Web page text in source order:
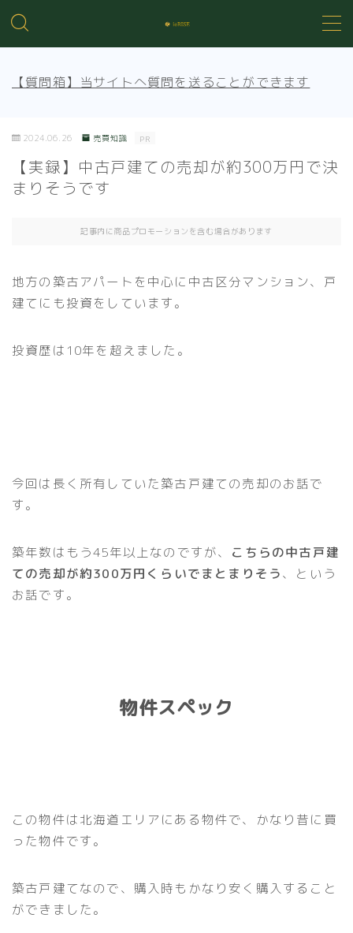
売買知識
賃貸トラブル
【質問箱】当サイトへ質問を送ることができます
2024.06.26 売買知識 PR
【実録】中古戸建ての売却が約300万円で決
まりそうです
記事内に商品プロモーションを含む場合があります
地方の築古アパートを中心に中古区分マンション、戸
建てにも投資をしています。
投資歴は10年を超えました。
今回は長く所有していた築古戸建ての売却のお話で
す。
築年数はもう45年以上なのですが、 こちらの中古戸建
ての売却が約300万円くらいでまとまりそう、という
お話です。
物件スペック
この物件は北海道エリアにある物件で、かなり昔に買
った物件です。
築古戸建てなので、購入時もかなり安く購入すること
ができました。